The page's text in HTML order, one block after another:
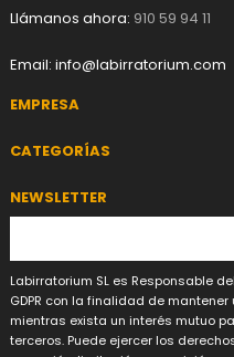
Llámanos ahora: 910 59 94 11
Email: info@labirratorium.com
EMPRESA
CATEGORÍAS
NEWSLETTER
Labirratorium SL es Responsable
GDPR con la finalidad de
mientras exista un interés mutuo
terceros. Puede ejercer los